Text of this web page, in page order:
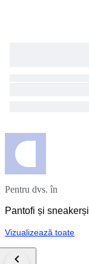
Pentru dvs. în
Pantofi și sneakerși
Vizualizează toate